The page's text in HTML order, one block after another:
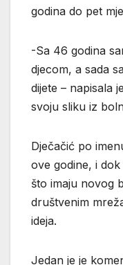
godina do pet
-Sa 46 godina
djecom, a sada
dijete – napisala
svoju sliku iz
Dječačić po
ove godine, i
što imaju novog
društvenim
ideja.
Jedan je je